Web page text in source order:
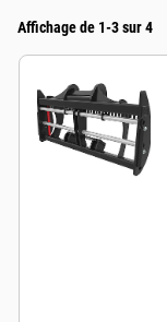
Affichage de 1-3 sur 4